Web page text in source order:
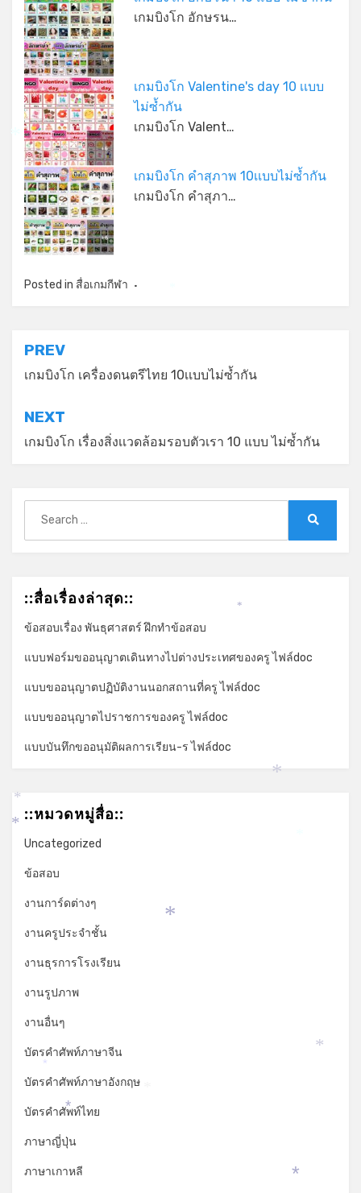
เกมบิงโก อักษรน…
เกมบิงโก Valentine's day 10 เเบบ
ไม่ซ้ำกัน
เกมบิงโก Valent…
เกมบิงโก คำสุภาพ 10เเบบไม่ซ้ำกัน
เกมบิงโก คำสุภา…
Posted in สื่อเกมกีฬา
แนะแนว
เรื่อง
PREV
เกมบิงโก เครื่องดนตรีไทย 10เเบบไม่ซ้ำกัน
NEXT
เกมบิงโก เรื่องสิ่งเเวดล้อมรอบตัวเรา 10 แบบ ไม่ซ้ำกัน
for:
::สื่อเรื่องล่าสุด::
ข้อสอบเรื่อง พันธุศาสตร์ ฝึกทำข้อสอบ
แบบฟอร์มขออนุญาตเดินทางไปต่างประเทศของครู ไฟล์doc
แบบขออนุญาตปฏิบัติงานนอกสถานที่ครู ไฟล์doc
แบบขออนุญาตไปราชการของครู ไฟล์doc
แบบบันทึกขออนุมัติผลการเรียน-ร ไฟล์doc
::หมวดหมู่สื่อ::
Uncategorized
ข้อสอบ
งานการ์ดต่างๆ
งานครูประจำชั้น
งานธุรการโรงเรียน
งานรูปภาพ
งานอื่นๆ
บัตรคำศัพท์ภาษาจีน
บัตรคำศัพท์ภาษาอังกฤษ
บัตรคำศัพท์ไทย
ภาษาญี่ปุ่น
ภาษาเกาหลี
*
*
*